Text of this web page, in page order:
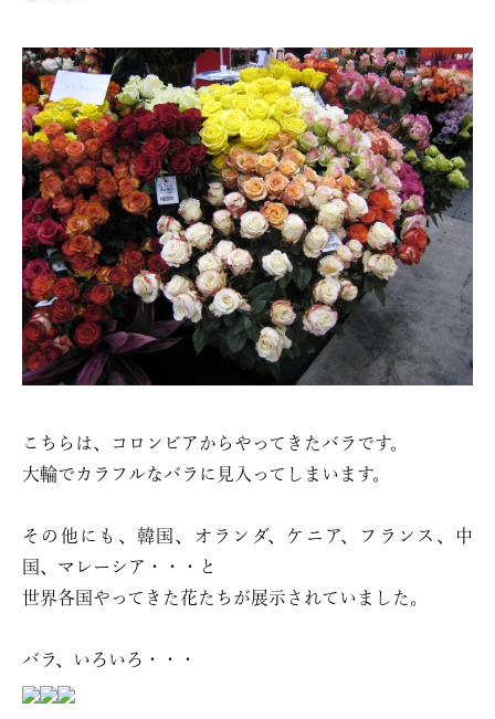
こちらは、コロンビアからやってきたバラです。
大輪でカラフルなバラに見入ってしまいます。
その他にも、韓国、オランダ、ケニア、フランス、中
国、マレーシア・・・と
世界各国やってきた花たちが展示されていました。
バラ、いろいろ・・・